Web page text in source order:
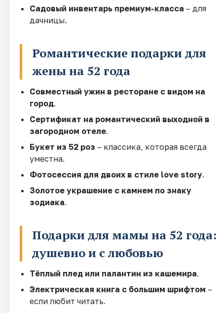
Садовый инвентарь премиум-класса – для
дачницы.
Романтические подарки для
жены на 52 года
Совместный ужин в ресторане с видом на
город.
Сертификат на романтический выходной в
загородном отеле.
Букет из 52 роз – классика, которая всегда
уместна.
Фотосессия для двоих в стиле love story.
Золотое украшение с камнем по знаку
зодиака.
Подарки для мамы на 52 года:
душевно и с любовью
Тёплый плед или палантин из кашемира.
Электрическая книга с большим шрифтом –
если любит читать.